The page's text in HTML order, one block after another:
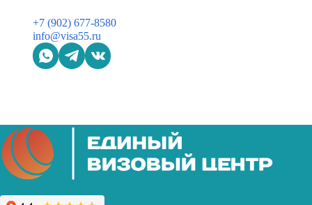
+7 (902) 677-8580
info@visa55.ru